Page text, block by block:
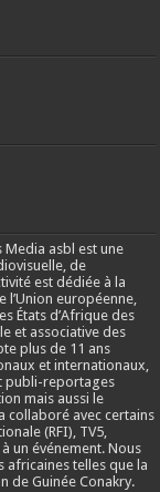
asbl est une
de
est dédiée à la
l’Union européenne,
États d’Afrique des
et associative des
plus de 11 ans
et internationaux,
publi-reportages
mais aussi le
collaboré avec certains
(RFI), TV5,
un événement. Nous
africaines telles que la
de Guinée Conakry.